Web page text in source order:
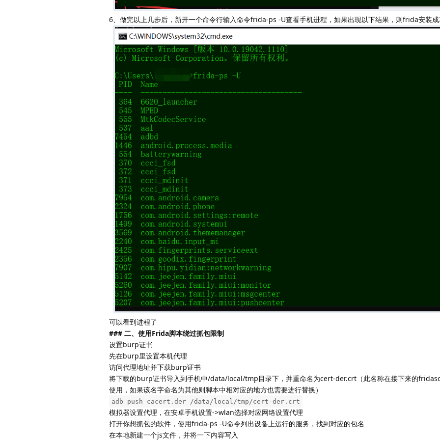
6、做完以上几步后，新开一个命令行输入命令frida-ps -U查看手机进程，如果出现以下结果，则frida安装
可以看到进程了
### 二、使用Frida脚本绕过抓包限制
设置burp证书
先在burp里设置本机代理
访问代理地址并下载burp证书
将下载的burp证书导入到手机中/data/local/tmp目录下，并重命名为cert-der.crt（此名称在接下来的
使用，如果该名字命名为其他则脚本中相对应的地方也需要进行替换）
adb push cacert.der /data/local/tmp/cert-der.crt
模拟器设置代理，在安卓手机设置->wlan选择对应网络设置代理
打开你想抓包的软件，使用frida-ps -U命令列出设备上运行的服务，找到对应的包名
在本地新建一个js文件，并将一下内容写入